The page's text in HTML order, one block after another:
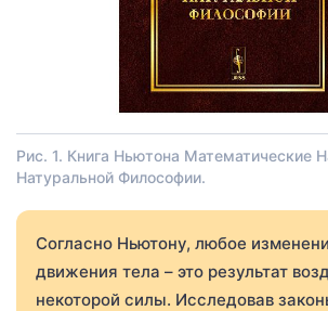
Рис. 1. Книга Ньютона Математические
Натуральной Философии.
Согласно Ньютону, любое
движения тела – это результат
некоторой силы. Исследовав